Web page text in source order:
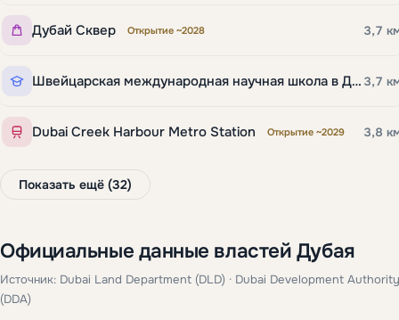
Дубай Сквер Открытие ~2028 3,7
Швейцарская международная научная школа в Дубае 3,7
Dubai Creek Harbour Metro Station Открытие ~2029 3,8
Показать ещё (32)
Официальные данные властей Дубая
Источник: Dubai Land Department (DLD) · Dubai Development Authority
(DDA)